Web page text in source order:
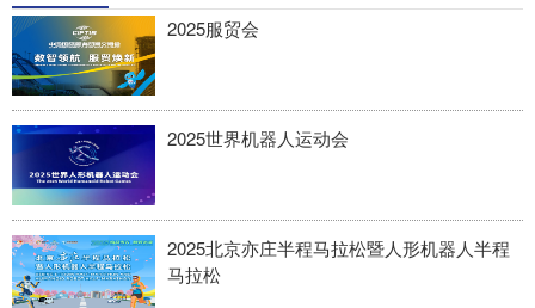
2025服贸会
2025世界机器人运动会
2025北京亦庄半程马拉松暨人形机器人半程
马拉松